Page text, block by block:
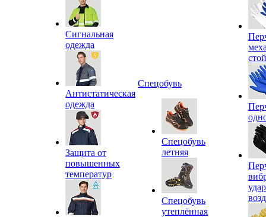
Сигнальная
одежда
Антистатическая
одежда
Защита от
повышенных
температур
Спецобувь
Спецобувь
летняя
Спецобувь
утеплённая